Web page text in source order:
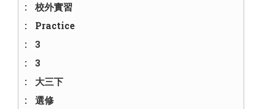
校外實習
Practice
3
3
大三下
選修